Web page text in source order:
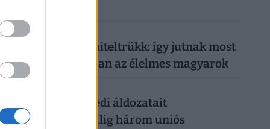
augusztus 5.
Működik a legális hiteltrükk: így jutnak most
milliókhoz olcsóbban az élelmes magyarok
Csendes gyilkos szedi áldozatait
alig három uniós